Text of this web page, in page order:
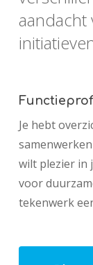
aandacht
Je hebt
wilt plezier in
voor
tekenwerk